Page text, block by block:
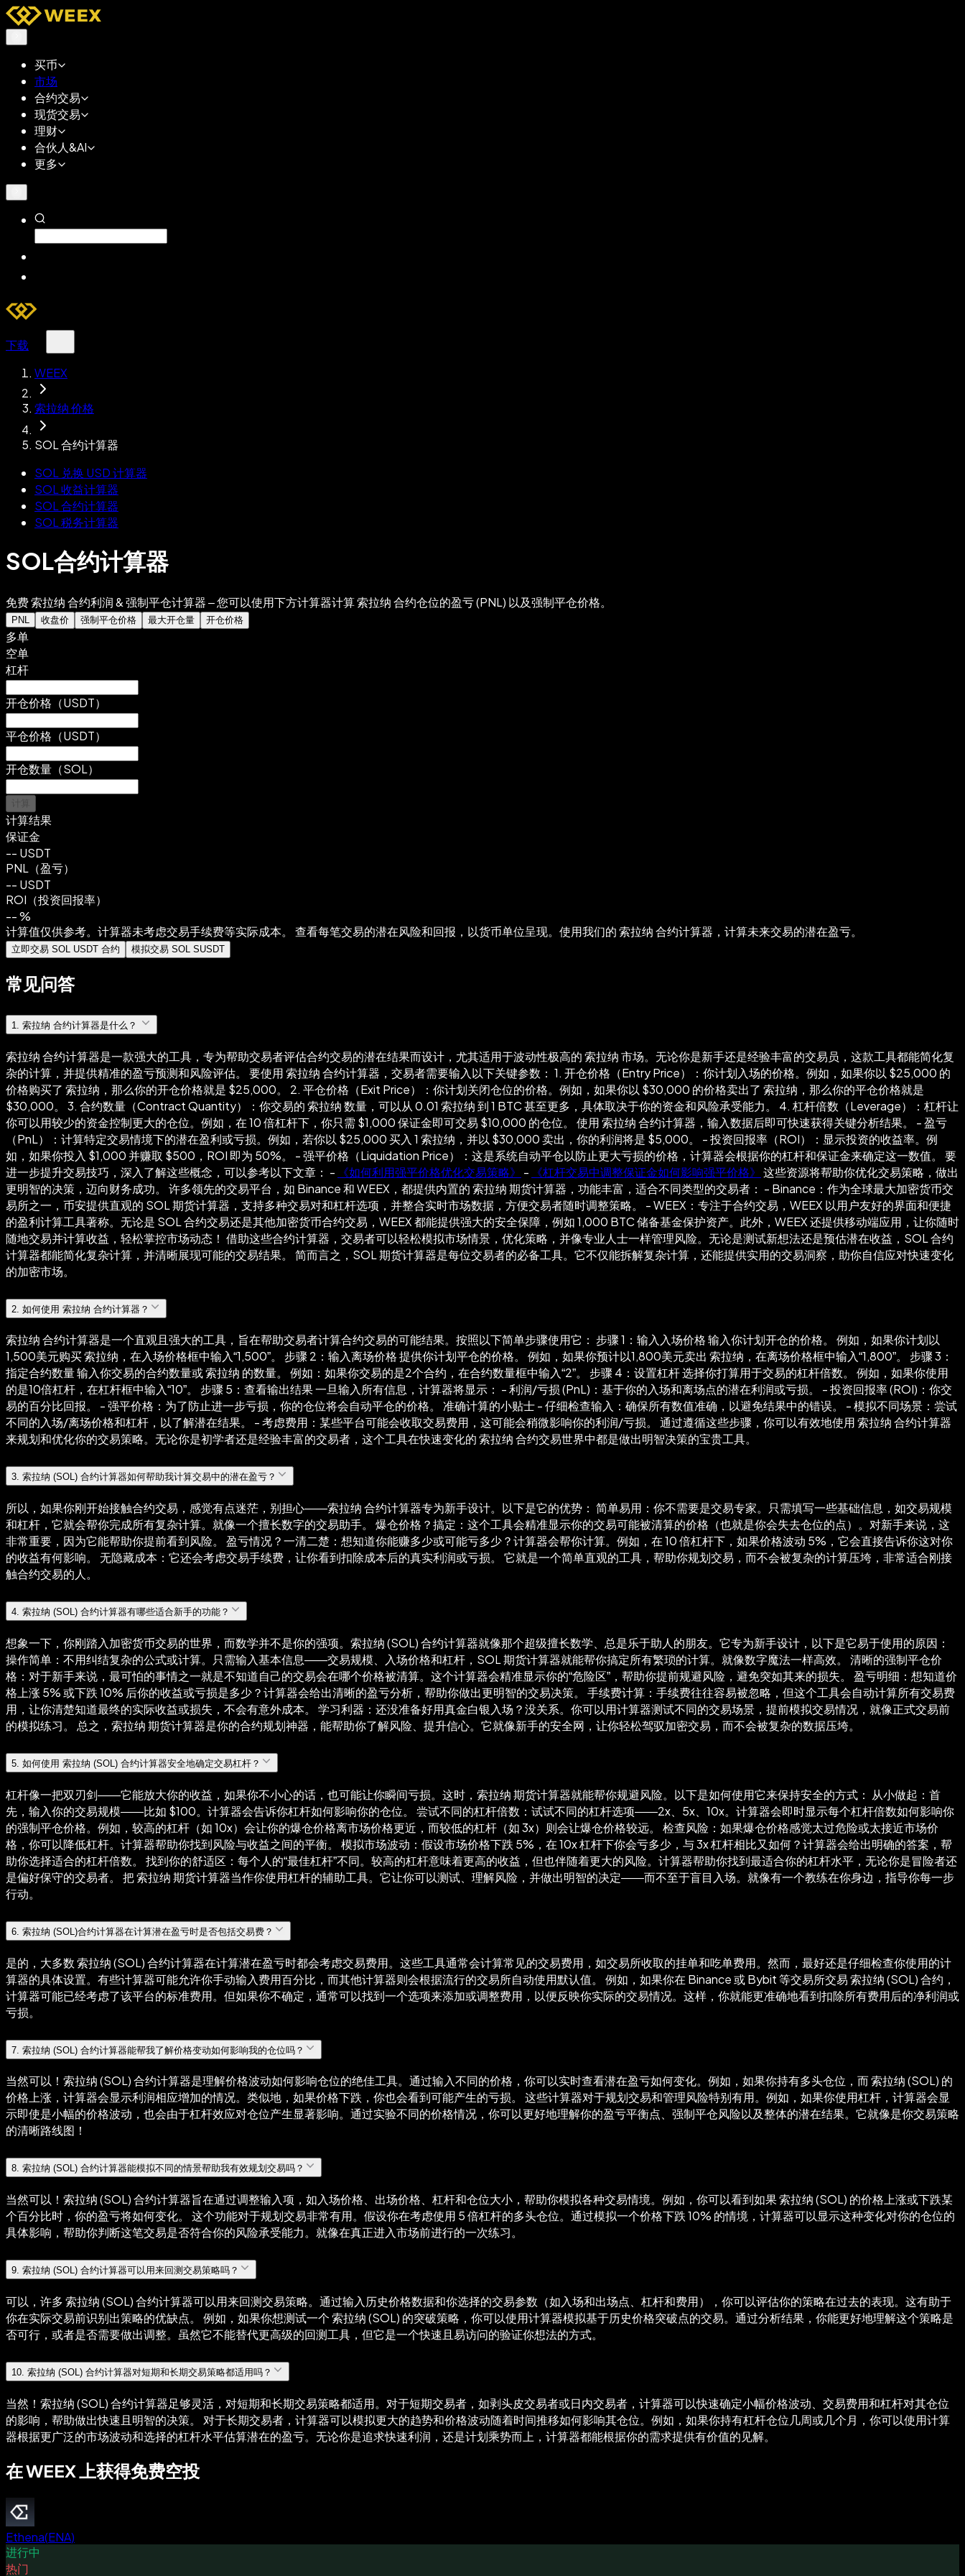
买币
市场
合约交易
现货交易
理财
合伙人&AI
更多
下载
WEEX
索拉纳 价格
SOL 合约计算器
SOL 兑换 USD 计算器
SOL 收益计算器
SOL 合约计算器
SOL 税务计算器
SOL合约计算器
免费 索拉纳 合约利润 & 强制平仓计算器 – 您可以使用下方计算器计算 索拉纳 合约仓位的盈亏 (PNL) 以及强制平仓价格。
PNL 收盘价 强制平仓价格 最大开仓量 开仓价格
多单
空单
杠杆
开仓价格（USDT）
平仓价格（USDT）
开仓数量（SOL）
计算
计算结果
保证金
-- USDT
PNL（盈亏）
-- USDT
ROI（投资回报率）
--%
计算值仅供参考。计算器未考虑交易手续费等实际成本。 查看每笔交易的潜在风险和回报，以货币单位呈现。使用我们的 索拉纳 合约计算器，计算未来交易的潜在盈亏。
立即交易 SOL USDT 合约 模拟交易 SOL SUSDT
常见问答
1 索拉纳 合约计算器是什么？
索拉纳 合约计算器是一款强大的工具，专为帮助交易者评估合约交易的潜在结果而设计，尤其适用于波动性极高的 索拉纳 市场。无论你是新手还是经验丰富的交易员，这款工具都能简化复
杂的计算，并提供精准的盈亏预测和风险评估。 要使用 索拉纳 合约计算器，交易者需要输入以下关键参数： 1. 开仓价格（Entry Price）：你计划入场的价格。例如，如果你以 $25,000 的
价格购买了 索拉纳，那么你的开仓价格就是 $25,000。 2. 平仓价格（Exit Price）：你计划关闭仓位的价格。例如，如果你以 $30,000 的价格卖出了 索拉纳，那么你的平仓价格就是
$30,000。 3. 合约数量（Contract Quantity）：你交易的 索拉纳 数量，可以从 0.01 索拉纳 到 1 BTC 甚至更多，具体取决于你的资金和风险承受能力。 4. 杠杆倍数（Leverage）：杠杆让
你可以用较少的资金控制更大的仓位。例如，在 10 倍杠杆下，你只需 $1,000 保证金即可交易 $10,000 的仓位。 使用 索拉纳 合约计算器，输入数据后即可快速获得关键分析结果。 - 盈亏
（PnL）：计算特定交易情境下的潜在盈利或亏损。例如，若你以 $25,000 买入 1 索拉纳，并以 $30,000 卖出，你的利润将是 $5,000。 - 投资回报率（ROI）：显示投资的收益率。例
如，如果你投入 $1,000 并赚取 $500，ROI 即为 50%。 - 强平价格（Liquidation Price）：这是系统自动平仓以防止更大亏损的价格，计算器会根据你的杠杆和保证金来确定这一数值。 要
进一步提升交易技巧，深入了解这些概念，可以参考以下文章： -
《如何利用强平价格优化交易策略》 - 《杠杆交易中调整保证金如何影响强平价格》 这些资源将帮助你优化交易策略，做出
更明智的决策，迈向财务成功。 许多领先的交易平台，如 Binance 和 WEEX，都提供内置的 索拉纳 期货计算器，功能丰富，适合不同类型的交易者： - Binance：作为全球最大加密货币交
易所之一，币安提供直观的 SOL 期货计算器，支持多种交易对和杠杆选项，并整合实时市场数据，方便交易者随时调整策略。 - WEEX：专注于合约交易，WEEX 以用户友好的界面和便捷
的盈利计算工具著称。无论是 SOL 合约交易还是其他加密货币合约交易，WEEX 都能提供强大的安全保障，例如 1,000 BTC 储备基金保护资产。此外，WEEX 还提供移动端应用，让你随时
随地交易并计算收益，轻松掌控市场动态！ 借助这些合约计算器，交易者可以轻松模拟市场情景，优化策略，并像专业人士一样管理风险。无论是测试新想法还是预估潜在收益，SOL 合约
计算器都能简化复杂计算，并清晰展现可能的交易结果。 简而言之，SOL 期货计算器是每位交易者的必备工具。它不仅能拆解复杂计算，还能提供实用的交易洞察，助你自信应对快速变化
的加密市场。
2 如何使用 索拉纳 合约计算器？
索拉纳 合约计算器是一个直观且强大的工具，旨在帮助交易者计算合约交易的可能结果。按照以下简单步骤使用它： 步骤 1：输入入场价格 输入你计划开仓的价格。 例如，如果你计划以
1,500美元购买 索拉纳，在入场价格框中输入“1,500”。 步骤 2：输入离场价格 提供你计划平仓的价格。 例如，如果你预计以1,800美元卖出 索拉纳，在离场价格框中输入“1,800”。 步骤 3：
指定合约数量 输入你交易的合约数量或 索拉纳 的数量。 例如：如果你交易的是2个合约，在合约数量框中输入“2”。 步骤 4：设置杠杆 选择你打算用于交易的杠杆倍数。 例如，如果你使用
的是10倍杠杆，在杠杆框中输入“10”。 步骤 5：查看输出结果 一旦输入所有信息，计算器将显示： - 利润/亏损 (PnL)：基于你的入场和离场点的潜在利润或亏损。 - 投资回报率 (ROI)：你交
易的百分比回报。 - 强平价格：为了防止进一步亏损，你的仓位将会自动平仓的价格。 准确计算的小贴士 - 仔细检查输入：确保所有数值准确，以避免结果中的错误。 - 模拟不同场景：尝试
不同的入场/离场价格和杠杆，以了解潜在结果。 - 考虑费用：某些平台可能会收取交易费用，这可能会稍微影响你的利润/亏损。 通过遵循这些步骤，你可以有效地使用 索拉纳 合约计算器
来规划和优化你的交易策略。无论你是初学者还是经验丰富的交易者，这个工具在快速变化的 索拉纳 合约交易世界中都是做出明智决策的宝贵工具。
3. 索拉纳 (SOL) 合约计算器如何帮助我计算交易中的潜在盈亏？
所以，如果你刚开始接触合约交易，感觉有点迷茫，别担心——索拉纳 合约计算器专为新手设计。以下是它的优势： 简单易用：你不需要是交易专家。只需填写一些基础信息，如交易规模
和杠杆，它就会帮你完成所有复杂计算。就像一个擅长数字的交易助手。 爆仓价格？搞定：这个工具会精准显示你的交易可能被清算的价格（也就是你会失去仓位的点）。对新手来说，这
非常重要，因为它能帮助你提前看到风险。 盈亏情况？一清二楚：想知道你能赚多少或可能亏多少？计算器会帮你计算。例如，在 10 倍杠杆下，如果价格波动 5%，它会直接告诉你这对你
的收益有何影响。 无隐藏成本：它还会考虑交易手续费，让你看到扣除成本后的真实利润或亏损。 它就是一个简单直观的工具，帮助你规划交易，而不会被复杂的计算压垮，非常适合刚接
触合约交易的人。
4. 索拉纳 (SOL) 合约计算器有哪些适合新手的功能？
想象一下，你刚踏入加密货币交易的世界，而数学并不是你的强项。索拉纳 (SOL) 合约计算器就像那个超级擅长数学、总是乐于助人的朋友。它专为新手设计，以下是它易于使用的原因：
操作简单：不用纠结复杂的公式或计算。只需输入基本信息——交易规模、入场价格和杠杆，SOL 期货计算器就能帮你搞定所有繁琐的计算。就像数字魔法一样高效。 清晰的强制平仓价
格：对于新手来说，最可怕的事情之一就是不知道自己的交易会在哪个价格被清算。这个计算器会精准显示你的“危险区”，帮助你提前规避风险，避免突如其来的损失。 盈亏明细：想知道价
格上涨 5% 或下跌 10% 后你的收益或亏损是多少？计算器会给出清晰的盈亏分析，帮助你做出更明智的交易决策。 手续费计算：手续费往往容易被忽略，但这个工具会自动计算所有交易费
用，让你清楚知道最终的实际收益或损失，不会有意外成本。 学习利器：还没准备好用真金白银入场？没关系。你可以用计算器测试不同的交易场景，提前模拟交易情况，就像正式交易前
的模拟练习。 总之，索拉纳 期货计算器是你的合约规划神器，能帮助你了解风险、提升信心。它就像新手的安全网，让你轻松驾驭加密交易，而不会被复杂的数据压垮。
5 如何使用 索拉纳 (SOL) 合约计算器安全地确定交易杠杆？
杠杆像一把双刃剑——它能放大你的收益，如果你不小心的话，也可能让你瞬间亏损。这时，索拉纳 期货计算器就能帮你规避风险。以下是如何使用它来保持安全的方式： 从小做起：首
先，输入你的交易规模——比如 $100。计算器会告诉你杠杆如何影响你的仓位。 尝试不同的杠杆倍数：试试不同的杠杆选项——2x、5x、10x。计算器会即时显示每个杠杆倍数如何影响你
的强制平仓价格。例如，较高的杠杆（如 10x）会让你的爆仓价格离市场价格更近，而较低的杠杆（如 3x）则会让爆仓价格较远。 检查风险：如果爆仓价格感觉太过危险或太接近市场价
格，你可以降低杠杆。计算器帮助你找到风险与收益之间的平衡。 模拟市场波动：假设市场价格下跌 5%，在 10x 杠杆下你会亏多少，与 3x 杠杆相比又如何？计算器会给出明确的答案，帮
助你选择适合的杠杆倍数。 找到你的舒适区：每个人的“最佳杠杆”不同。较高的杠杆意味着更高的收益，但也伴随着更大的风险。计算器帮助你找到最适合你的杠杆水平，无论你是冒险者还
是偏好保守的交易者。 把 索拉纳 期货计算器当作你使用杠杆的辅助工具。它让你可以测试、理解风险，并做出明智的决定——而不至于盲目入场。就像有一个教练在你身边，指导你每一步
行动。
6 索拉纳 (SOL)合约计算器在计算潜在盈亏时是否包括交易费？
是的，大多数 索拉纳 (SOL) 合约计算器在计算潜在盈亏时都会考虑交易费用。这些工具通常会计算常见的交易费用，如交易所收取的挂单和吃单费用。然而，最好还是仔细检查你使用的计
算器的具体设置。有些计算器可能允许你手动输入费用百分比，而其他计算器则会根据流行的交易所自动使用默认值。 例如，如果你在 Binance 或 Bybit 等交易所交易 索拉纳 (SOL) 合约，
计算器可能已经考虑了该平台的标准费用。但如果你不确定，通常可以找到一个选项来添加或调整费用，以便反映你实际的交易情况。这样，你就能更准确地看到扣除所有费用后的净利润或
亏损。
7 索拉纳 (SOL) 合约计算器能帮我了解价格变动如何影响我的仓位吗？
当然可以！索拉纳 (SOL) 合约计算器是理解价格波动如何影响仓位的绝佳工具。通过输入不同的价格，你可以实时查看潜在盈亏如何变化。例如，如果你持有多头仓位，而 索拉纳 (SOL) 的
价格上涨，计算器会显示利润相应增加的情况。类似地，如果价格下跌，你也会看到可能产生的亏损。 这些计算器对于规划交易和管理风险特别有用。例如，如果你使用杠杆，计算器会显
示即使是小幅的价格波动，也会由于杠杆效应对仓位产生显著影响。通过实验不同的价格情况，你可以更好地理解你的盈亏平衡点、强制平仓风险以及整体的潜在结果。它就像是你交易策略
的清晰路线图！
8. 索拉纳 (SOL) 合约计算器能模拟不同的情景帮助我有效规划交易吗？
当然可以！索拉纳 (SOL) 合约计算器旨在通过调整输入项，如入场价格、出场价格、杠杆和仓位大小，帮助你模拟各种交易情境。例如，你可以看到如果 索拉纳 (SOL) 的价格上涨或下跌某
个百分比时，你的盈亏将如何变化。 这个功能对于规划交易非常有用。假设你在考虑使用 5 倍杠杆的多头仓位。通过模拟一个价格下跌 10% 的情境，计算器可以显示这种变化对你的仓位的
具体影响，帮助你判断这笔交易是否符合你的风险承受能力。就像在真正进入市场前进行的一次练习。
9. 索拉纳 (SOL) 合约计算器可以用来回测交易策略吗？
可以，许多 索拉纳 (SOL) 合约计算器可以用来回测交易策略。通过输入历史价格数据和你选择的交易参数（如入场和出场点、杠杆和费用），你可以评估你的策略在过去的表现。这有助于
你在实际交易前识别出策略的优缺点。 例如，如果你想测试一个 索拉纳 (SOL) 的突破策略，你可以使用计算器模拟基于历史价格突破点的交易。通过分析结果，你能更好地理解这个策略是
否可行，或者是否需要做出调整。虽然它不能替代更高级的回测工具，但它是一个快速且易访问的验证你想法的方式。
10. 索拉纳 (SOL) 合约计算器对短期和长期交易策略都适用吗？
当然！索拉纳 (SOL) 合约计算器足够灵活，对短期和长期交易策略都适用。对于短期交易者，如剥头皮交易者或日内交易者，计算器可以快速确定小幅价格波动、交易费用和杠杆对其仓位
的影响，帮助做出快速且明智的决策。 对于长期交易者，计算器可以模拟更大的趋势和价格波动随着时间推移如何影响其仓位。例如，如果你持有杠杆仓位几周或几个月，你可以使用计算
器根据更广泛的市场波动和选择的杠杆水平估算潜在的盈亏。无论你是追求快速利润，还是计划乘势而上，计算器都能根据你的需求提供有价值的见解。
在 WEEX 上获得免费空投
Ethena(ENA)
进行中
热门